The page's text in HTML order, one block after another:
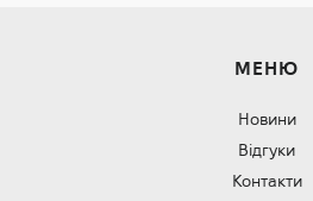
МЕНЮ
Новини
Відгуки
Контакти